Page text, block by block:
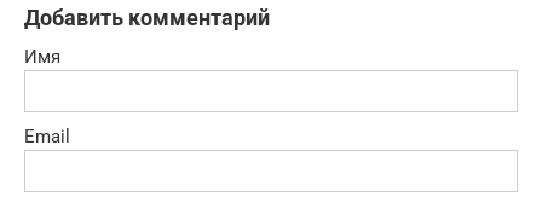
Добавить комментарий
Имя
Email